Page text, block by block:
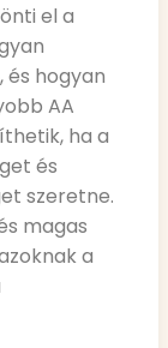
el a
és hogyan
AA
ha a
és
szeretne.
magas
a